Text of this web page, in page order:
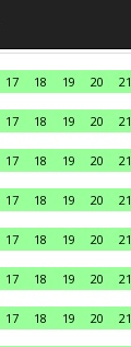
17 18 19 20 21
17 18 19 20 21
17 18 19 20 21
17 18 19 20 21
17 18 19 20 21
17 18 19 20 21
17 18 19 20 21